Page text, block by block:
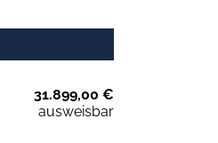
31.899,00 €
ausweisbar